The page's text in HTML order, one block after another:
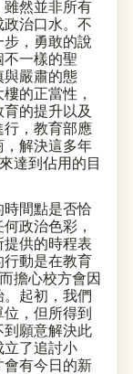
雖然並非所有
治口水。不
，勇敢的說
不一樣的聖
與嚴肅的態
的正當性，
的提升以及
行，教育部應
，解決這多年
達到佔用的目
時間點是否恰
政治色彩，
供的時程表
行動是在教育
而擔心校方會因
。起初，我們
，但所得到
到願意解決此
立了追討小
會有今日的新